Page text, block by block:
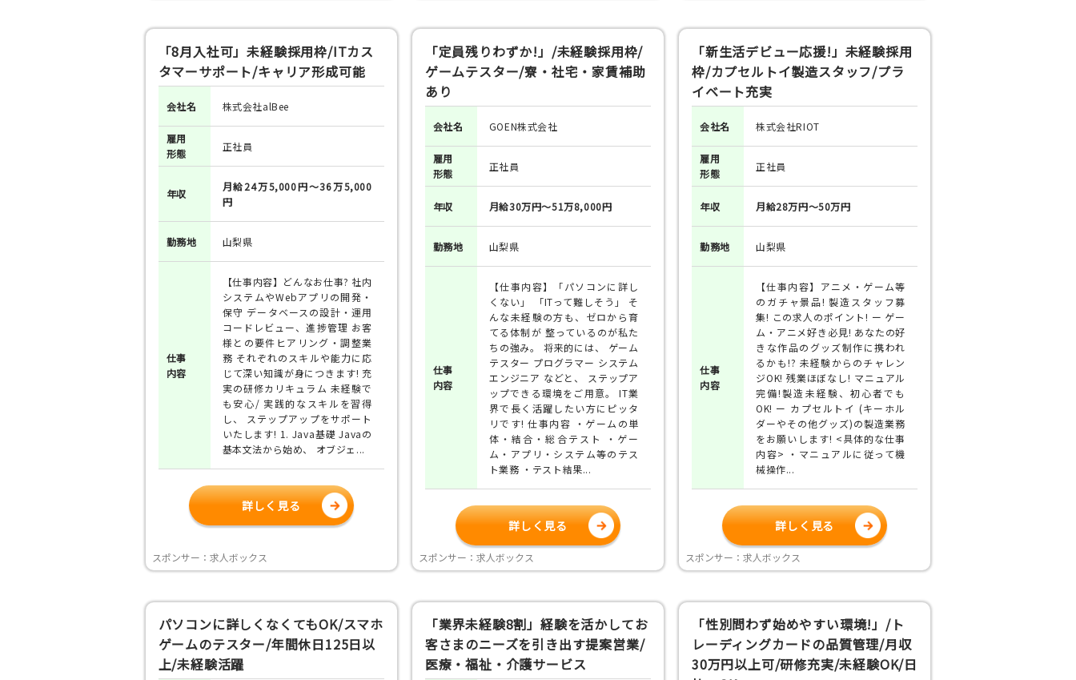
「8月入社可」未経験採用枠/ITカス
タマーサポート/キャリア形成可能
会社名 株式会社alBee
雇用
形態
正社員
年収
月給24万5,000円～36万5,000
円
勤務地 山梨県
仕事
内容
【仕事内容】どんなお仕事? 社内
システムやWebアプリの開発・
保守 データベースの設計・運用
コードレビュー、進捗管理 お客
様との要件ヒアリング・調整業
務 それぞれのスキルや能力に応
じて深い知識が身につきます! 充
実の研修カリキュラム 未経験で
も安心/ 実践的なスキルを習得
し、 ステップアップをサポート
いたします! 1. Java基礎 Javaの
基本文法から始め、 オブジェ...
詳しく見る
スポンサー：求人ボックス
「定員残りわずか!」/未経験採用枠/
ゲームテスター/寮・社宅・家賃補助
あり
会社名 GOEN株式会社
雇用
形態
正社員
年収 月給30万円～51万8,000円
勤務地 山梨県
仕事
内容
【仕事内容】「パソコンに詳し
くない」 「ITって難しそう」 そ
んな未経験の方も、ゼロから育
てる体制が 整っているのが私た
ちの強み。 将来的には、 ゲーム
テスター プログラマー システム
エンジニア などと、 ステップア
ップできる環境をご用意。 IT業
界で長く活躍したい方にピッタ
リです! 仕事内容 ・ゲームの単
体・結合・総合テスト ・ゲー
ム・アプリ・システム等のテス
ト業務 ・テスト結果...
詳しく見る
スポンサー：求人ボックス
「新生活デビュー応援!」未経験採用
枠/カプセルトイ製造スタッフ/プラ
イベート充実
会社名 株式会社RIOT
雇用
形態
正社員
年収 月給28万円～50万円
勤務地 山梨県
仕事
内容
【仕事内容】アニメ・ゲーム等
のガチャ景品! 製造スタッフ募
集! この求人のポイント! ー ゲー
ム・アニメ好き必見! あなたの好
きな作品のグッズ制作に携われ
るかも!? 未経験からのチャレン
ジOK! 残業ほぼなし! マニュアル
完備!製造未経験、初心者でも
OK! ー カプセルトイ (キーホル
ダーやその他グッズ)の製造業務
をお願いします! <具体的な仕事
内容> ・マニュアルに従って機
械操作...
詳しく見る
スポンサー：求人ボックス
パソコンに詳しくなくてもOK/スマホ
ゲームのテスター/年間休日125日以
上/未経験活躍
「業界未経験8割」経験を活かしてお
客さまのニーズを引き出す提案営業/
医療・福祉・介護サービス
「性別問わず始めやすい環境!」/ト
レーディングカードの品質管理/月収
30万円以上可/研修充実/未経験OK/日